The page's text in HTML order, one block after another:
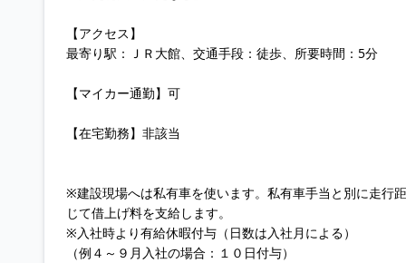
【アクセス】
最寄り駅：ＪＲ大館、交通手段：徒歩、所要時間：5分
【マイカー通勤】可
【在宅勤務】非該当
※建設現場へは私有車を使います。私有車手当と別に走行
じて借上げ料を支給します。
※入社時より有給休暇付与（日数は入社月による）
（例４～９月入社の場合：１０日付与）